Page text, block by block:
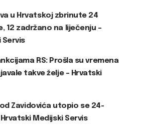
u Hrvatskoj zbrinute 24
12 zadržano na liječenju –
Servis
RS: Prošla su vremena
takve želje – Hrvatski
Zavidovića utopio se 24-
Medijski Servis